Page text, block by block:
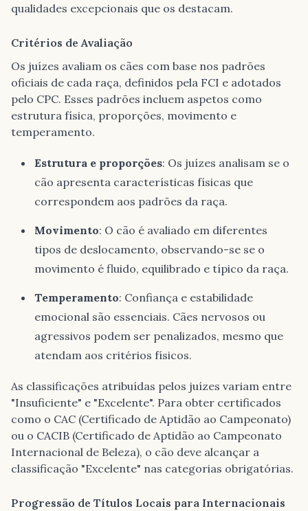
qualidades excepcionais que os destacam.
Critérios de Avaliação
Os juízes avaliam os cães com base nos padrões
oficiais de cada raça, definidos pela FCI e adotados
pelo CPC. Esses padrões incluem aspetos como
estrutura física, proporções, movimento e
temperamento.
Estrutura e proporções: Os juízes analisam se o
cão apresenta características físicas que
correspondem aos padrões da raça.
Movimento: O cão é avaliado em diferentes
tipos de deslocamento, observando-se se o
movimento é fluido, equilibrado e típico da raça.
Temperamento: Confiança e estabilidade
emocional são essenciais. Cães nervosos ou
agressivos podem ser penalizados, mesmo que
atendam aos critérios físicos.
As classificações atribuídas pelos juízes variam entre
"Insuficiente" e "Excelente". Para obter certificados
como o CAC (Certificado de Aptidão ao Campeonato)
ou o CACIB (Certificado de Aptidão ao Campeonato
Internacional de Beleza), o cão deve alcançar a
classificação "Excelente" nas categorias obrigatórias.
Progressão de Títulos Locais para Internacionais